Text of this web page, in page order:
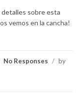
detalles sobre esta
vemos en la cancha!
No Responses / by